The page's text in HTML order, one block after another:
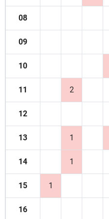
08
09
10
11 2
12
13 1
14 1
15 1
16